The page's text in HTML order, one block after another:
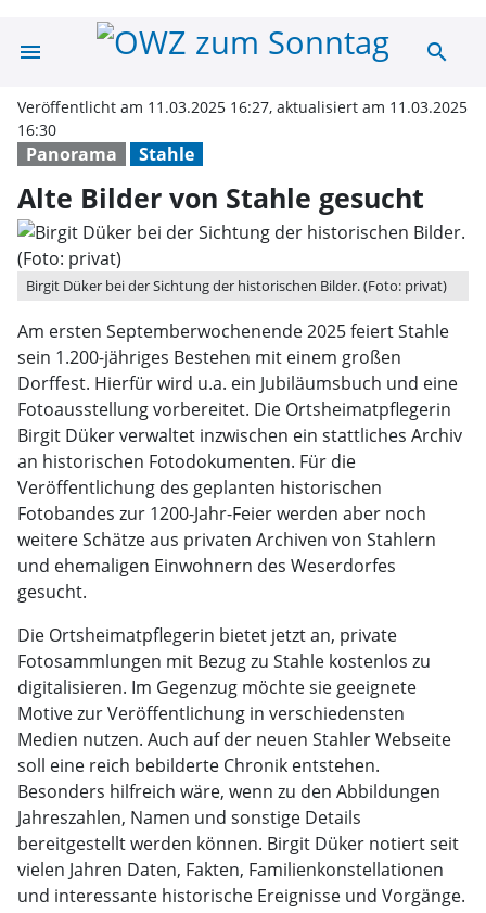
menu Alte Bilder von
search
Panorama Stahle
Veröffentlicht am 11.03.2025 16:27, aktualisiert am 11.03.2025
16:30
Alte Bilder von Stahle gesucht
Birgit Düker bei der Sichtung der historischen Bilder. (Foto: privat)
Am ersten Septemberwochenende 2025 feiert Stahle
sein 1.200-jähriges Bestehen mit einem großen
Dorffest. Hierfür wird u.a. ein Jubiläumsbuch und eine
Fotoausstellung vorbereitet. Die Ortsheimatpflegerin
Birgit Düker verwaltet inzwischen ein stattliches Archiv
an historischen Fotodokumenten. Für die
Veröffentlichung des geplanten historischen
Fotobandes zur 1200-Jahr-Feier werden aber noch
weitere Schätze aus privaten Archiven von Stahlern
und ehemaligen Einwohnern des Weserdorfes
gesucht.
Die Ortsheimatpflegerin bietet jetzt an, private
Fotosammlungen mit Bezug zu Stahle kostenlos zu
digitalisieren. Im Gegenzug möchte sie geeignete
Motive zur Veröffentlichung in verschiedensten
Medien nutzen. Auch auf der neuen Stahler Webseite
soll eine reich bebilderte Chronik entstehen.
Besonders hilfreich wäre, wenn zu den Abbildungen
Jahreszahlen, Namen und sonstige Details
bereitgestellt werden können. Birgit Düker notiert seit
vielen Jahren Daten, Fakten, Familienkonstellationen
und interessante historische Ereignisse und Vorgänge.